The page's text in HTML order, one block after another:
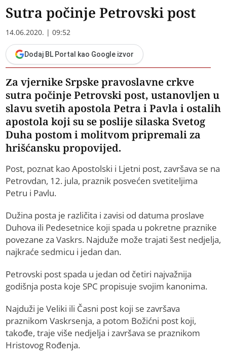
Sutra počinje Petrovski post
14.06.2020. | 09:52
Dodaj BL Portal kao Google izvor
Za vjernike Srpske pravoslavne crkve
sutra počinje Petrovski post, ustanovljen u
slavu svetih apostola Petra i Pavla i ostalih
apostola koji su se poslije silaska Svetog
Duha postom i molitvom pripremali za
hrišćansku propovijed.
Post, poznat kao Apostolski i Ljetni post, završava se na
Petrovdan, 12. jula, praznik posvećen svetiteljima
Petru i Pavlu.
Dužina posta je različita i zavisi od datuma proslave
Duhova ili Pedesetnice koji spada u pokretne praznike
povezane za Vaskrs. Najduže može trajati šest nedjelja,
najkraće sedmicu i jedan dan.
Petrovski post spada u jedan od četiri najvažnija
godišnja posta koje SPC propisuje svojim kanonima.
Najduži je Veliki ili Časni post koji se završava
praznikom Vaskrsenja, a potom Božićni post koji,
takođe, traje više nedjelja i završava se praznikom
Hristovog Rođenja.